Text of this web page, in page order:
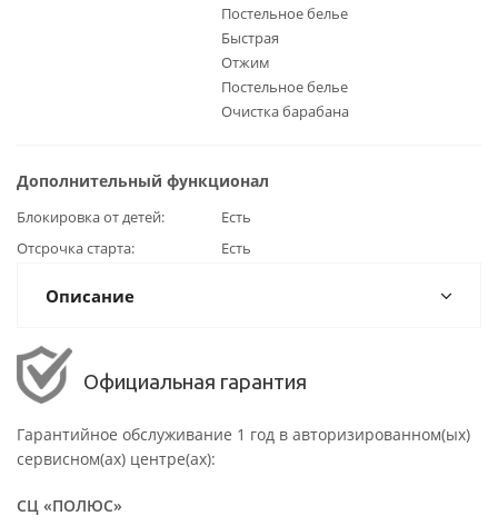
Постельное белье
Быстрая
Отжим
Постельное белье
Очистка барабана
Дополнительный функционал
Блокировка от детей
Есть
Отсрочка старта
Есть
Описание
Официальная гарантия
Гарантийное обслуживание 1 год в авторизированном(ых)
сервисном(ах) центре(ах):
СЦ «ПОЛЮС»